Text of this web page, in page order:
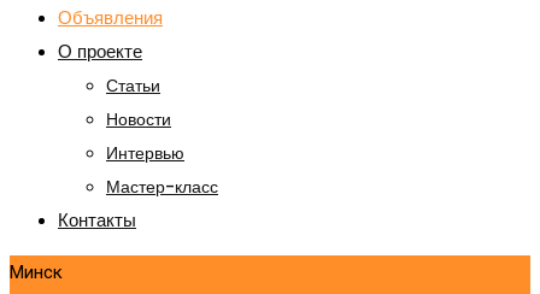
Объявления
О проекте
Статьи
Новости
Интервью
Мастер-класс
Контакты
Минск